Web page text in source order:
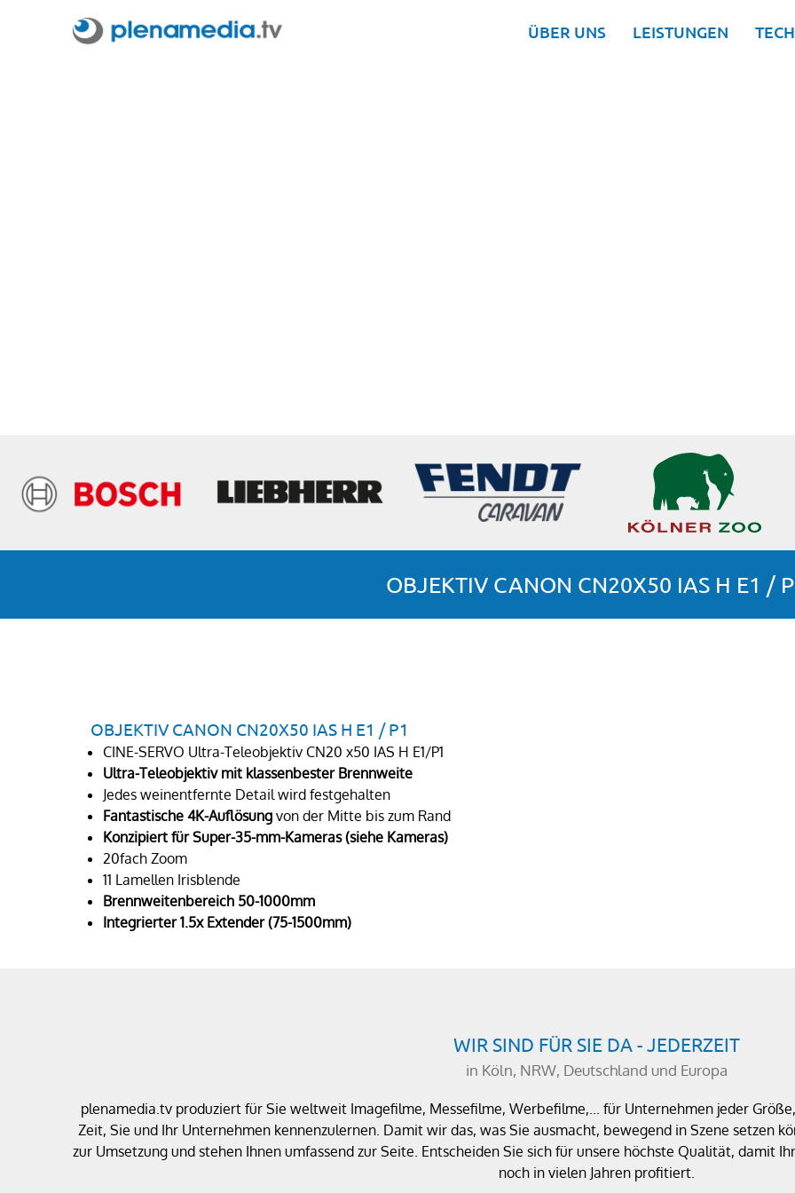
ÜBER UNS LEISTUNGEN
OBJEKTIV CANON CN20X50 IAS H E1 /
OBJEKTIV CANON CN20X50 IAS H E1 / P1
CINE-SERVO Ultra-Teleobjektiv CN20 x50 IAS H E1/P1
Ultra-Teleobjektiv mit klassenbester Brennweite
Jedes weinentfernte Detail wird festgehalten
Fantastische 4K-Auflösung von der Mitte bis zum Rand
Konzipiert für Super-35-mm-Kameras (siehe Kameras)
20fach Zoom
11 Lamellen Irisblende
Brennweitenbereich 50-1000mm
Integrierter 1.5x Extender (75-1500mm)
WIR SIND FÜR SIE DA - JEDERZEIT
in Köln, NRW, Deutschland und Europa
plenamedia.tv produziert für Sie weltweit Imagefilme, Messefilme, Werbefilme,... für Unternehmen jeder
Zeit, Sie und Ihr Unternehmen kennenzulernen. Damit wir das, was Sie ausmacht, bewegend in Szene setzen
zur Umsetzung und stehen Ihnen umfassend zur Seite. Entscheiden Sie sich für unsere höchste Qualität, damit
noch in vielen Jahren profitiert.